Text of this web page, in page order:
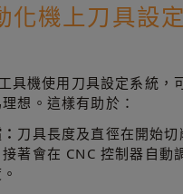
化機上刀具設
具機使用刀具設定系統，
想。這樣有助於：
刀具長度及直徑在開始
著會在 CNC 控制器自動